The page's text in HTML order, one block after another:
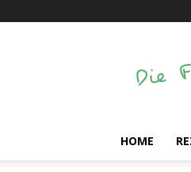
Frische
Küche
HOME